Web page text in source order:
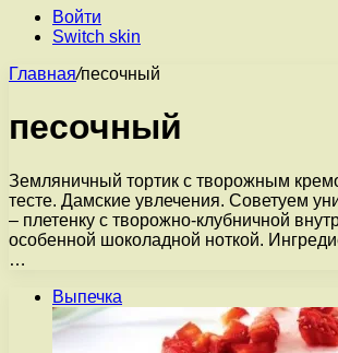
Войти
Switch skin
Главная/песочный
песочный
Земляничный тортик с творожным
тесте. Дамские увлечения. Советуем
– плетенку с творожно-клубничной
особенной шоколадной ноткой.
…
Выпечка